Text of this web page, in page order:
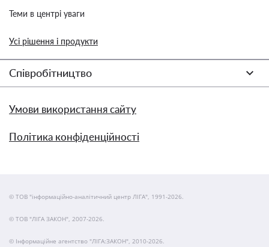
Теми в центрі уваги
Усі рішення і продукти
Співробітництво
Умови використання сайту
Політика конфіденційності
© ТОВ "інформаційно-аналітичний центр ЛІГА", 1991-2026.
© ТОВ "ЛІГА ЗАКОН", 2007-2026.
© Інформаційне агентство "ЛІГА:ЗАКОН", 2010-2026.